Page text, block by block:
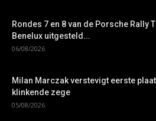
Rondes 7 en 8 van de Porsche Rally
Benelux uitgesteld...
06/08/2026
Milan Marczak verstevigt eerste
klinkende zege
05/08/2026